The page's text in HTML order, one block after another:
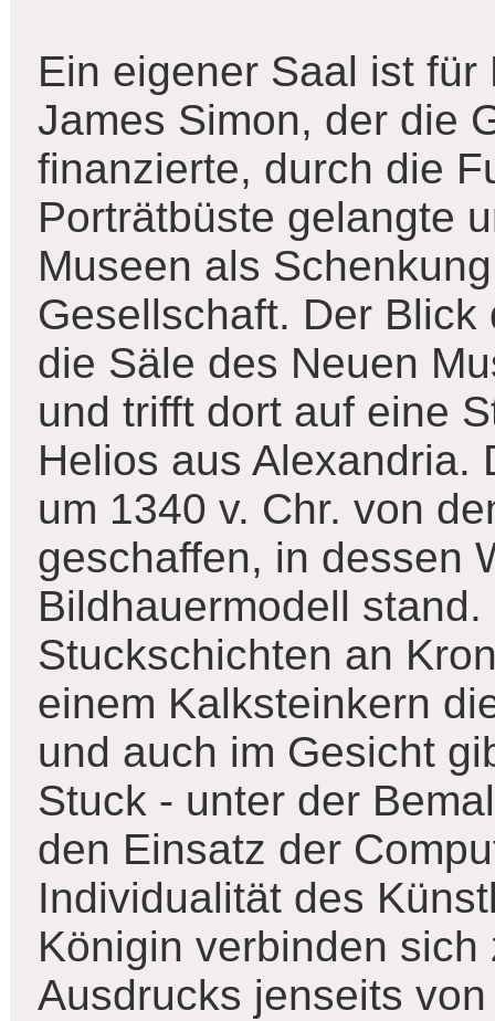
Ein eigener Saal ist
James Simon, der die
finanzierte, durch die
Porträtbüste gelangte
Museen als
Gesellschaft. Der
die Säle des Neuen
und trifft dort auf eine
Helios aus Alexandria.
um 1340 v. Chr. von
geschaffen, in dessen
Bildhauermodell
Stuckschichten an
einem Kalksteinkern
und auch im Gesicht
Stuck - unter der
den Einsatz der
Individualität des
Königin verbinden
Ausdrucks jenseits